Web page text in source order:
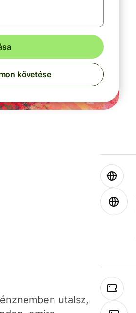
követése
utalsz,